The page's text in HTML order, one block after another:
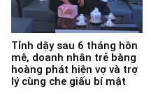
Tỉnh dậy sau 6 tháng hôn
mê, doanh nhân trẻ bàng
hoàng phát hiện vợ và trợ
lý cùng che giấu bí mật